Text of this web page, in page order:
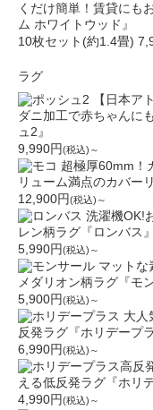
くだけ簡単！賃貸にも
ム ホワイトウッド』
10枚セット(約1.4畳)
ラグ
【日本ア
ダニ加工で赤ちゃんに
ュ2』
9,990円(税込)～
超極厚60mm！
リューム満点のカバー
12,900円(税込)～
洗濯機OK!
レン柄ラグ『ロンバス』
5,990円(税込)～
マットな
メダリオン柄ラグ『モ
5,900円(税込)～
大人
反発ラグ『ホリデープラ
6,990円(税込)～
える低反発ラグ『ホリ
4,990円(税込)～